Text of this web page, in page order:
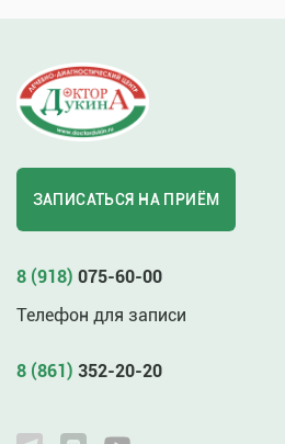
ЗАПИСАТЬСЯ НА ПРИЁМ
8 (918) 075-60-00
Телефон для записи
8 (861) 352-20-20